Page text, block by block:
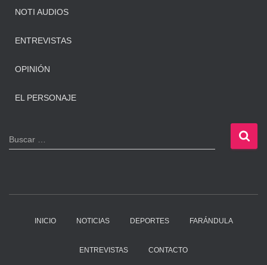
NOTI AUDIOS
ENTREVISTAS
OPINIÓN
EL PERSONAJE
B
u
Buscar …
INICIO NOTICIAS DEPORTES FARÁNDULA
ENTREVISTAS CONTACTO